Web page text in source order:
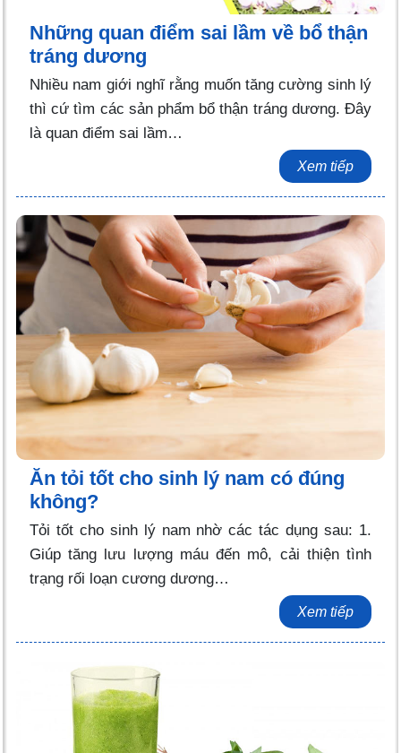
Những quan điểm sai lầm về bổ thận
tráng dương
Nhiều nam giới nghĩ rằng muốn tăng cường sinh lý
thì cứ tìm các sản phẩm bổ thận tráng dương. Đây
là quan điểm sai lầm…
Xem tiếp
Ăn tỏi tốt cho sinh lý nam có đúng
không?
Tỏi tốt cho sinh lý nam nhờ các tác dụng sau: 1.
Giúp tăng lưu lượng máu đến mô, cải thiện tình
trạng rối loạn cương dương…
Xem tiếp